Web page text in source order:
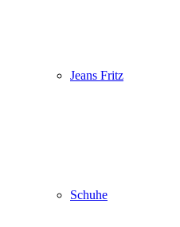
Jeans Fritz
Schuhe